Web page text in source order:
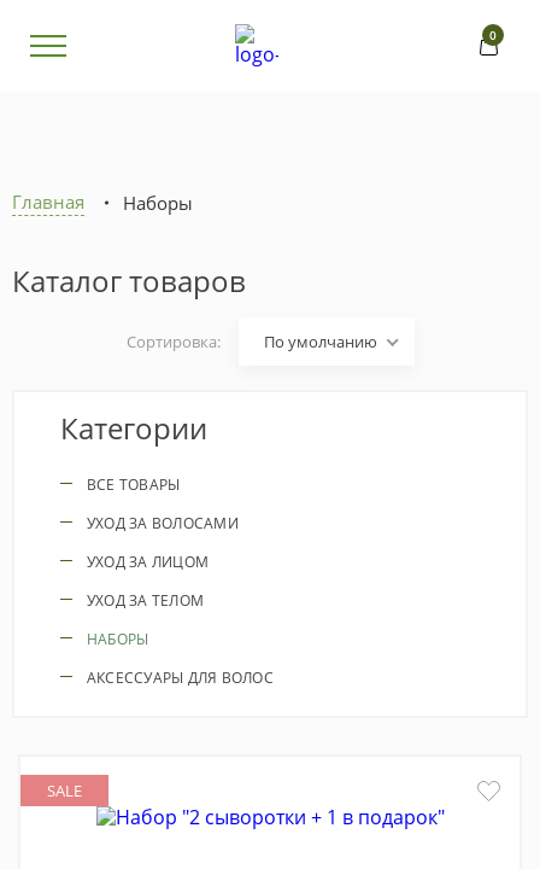
0
Главная Наборы
Каталог товаров
Сортировка: По умолчанию
Категории
ВСЕ ТОВАРЫ
УХОД ЗА ВОЛОСАМИ
УХОД ЗА ЛИЦОМ
УХОД ЗА ТЕЛОМ
НАБОРЫ
АКСЕССУАРЫ ДЛЯ ВОЛОС
SALE